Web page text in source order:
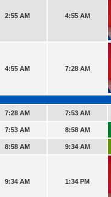
2:55 AM 4:55 AM
4:55 AM 7:28 AM
7:28 AM
7:53 AM
7:53 AM 8:58 AM
8:58 AM 9:34 AM
9:34 AM 1:34 PM